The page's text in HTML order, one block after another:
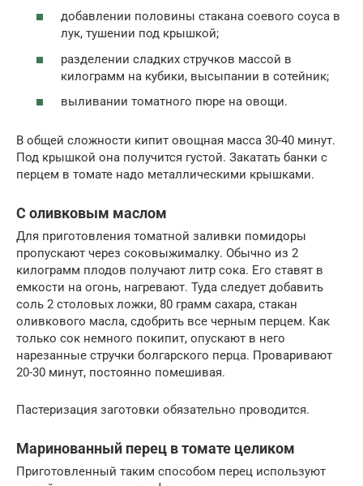
добавлении половины стакана соевого соуса в
лук, тушении под крышкой;
разделении сладких стручков массой в
килограмм на кубики, высыпании в сотейник;
выливании томатного пюре на овощи.
В общей сложности кипит овощная масса 30-40 минут.
Под крышкой она получится густой. Закатать банки с
перцем в томате надо металлическими крышками.
С оливковым маслом
Для приготовления томатной заливки помидоры
пропускают через соковыжималку. Обычно из 2
килограмм плодов получают литр сока. Его ставят в
емкости на огонь, нагревают. Туда следует добавить
соль 2 столовых ложки, 80 грамм сахара, стакан
оливкового масла, сдобрить все черным перцем. Как
только сок немного покипит, опускают в него
нарезанные стручки болгарского перца. Проваривают
20-30 минут, постоянно помешивая.
Пастеризация заготовки обязательно проводится.
Маринованный перец в томате целиком
Приготовленный таким способом перец используют